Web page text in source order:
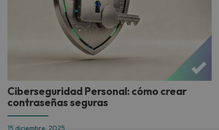
Ciberseguridad Personal: cómo crear
contraseñas seguras
15 diciembre, 2025